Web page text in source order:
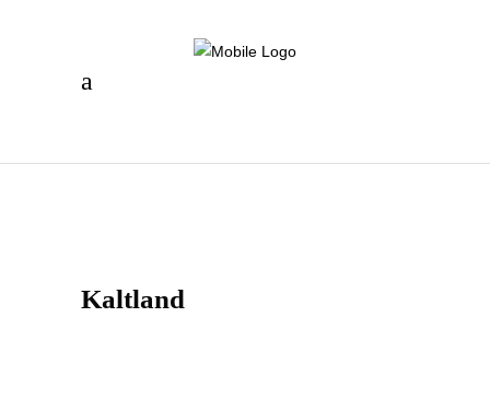
Kaltland